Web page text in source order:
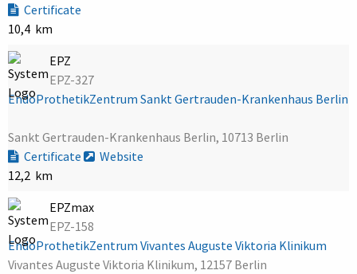
Certificate
10,4 km
EPZ
EPZ-327
EndoProthetikZentrum Sankt Gertrauden-Krankenhaus Berlin
Sankt Gertrauden-Krankenhaus Berlin, 10713 Berlin
Certificate
Website
12,2 km
EPZmax
EPZ-158
EndoProthetikZentrum Vivantes Auguste Viktoria Klinikum
Vivantes Auguste Viktoria Klinikum, 12157 Berlin